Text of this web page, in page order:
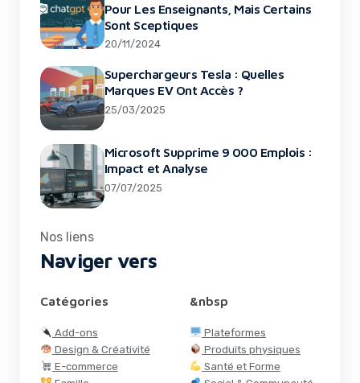
Pour Les Enseignants, Mais Certains
Sont Sceptiques
20/11/2024
Superchargeurs Tesla : Quelles
Marques EV Ont Accès ?
25/03/2025
Microsoft Supprime 9 000 Emplois :
Impact et Analyse
07/07/2025
Nos liens
Naviger vers
Catégories
Add-ons
Design & Créativité
E-commerce
&nbsp
Plateformes
Produits physiques
Santé et Forme